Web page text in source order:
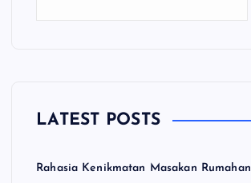
LATEST POSTS
Rahasia Kenikmatan Masakan Rumahan